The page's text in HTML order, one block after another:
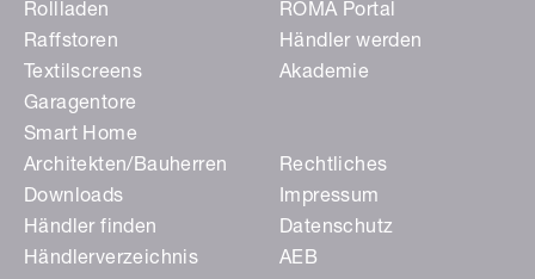
Rollladen
Raffstoren
Textilscreens
Garagentore
Smart Home
ROMA Portal
Händler werden
Akademie
Architekten/Bauherren
Downloads
Händler finden
Händlerverzeichnis
Rechtliches
Impressum
Datenschutz
AEB